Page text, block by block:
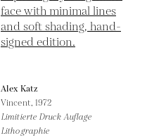
Alex Katz
Vincent, 1972
Limitierte Druck Auflage
Lithographie